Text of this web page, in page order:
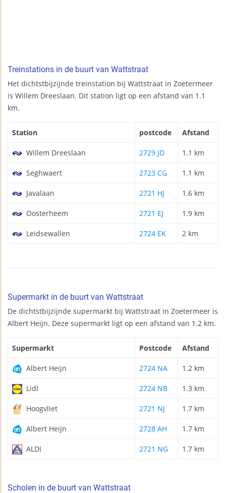
Treinstations in de buurt van Wattstraat
Het dichtstbijzijnde treinstation bij Wattstraat in Zoetermeer
is Willem Dreeslaan. Dit station ligt op een afstand van 1.1
km.
Station postcode Afstand
Willem Dreeslaan 2729 JD 1.1 km
Seghwaert 2723 CG 1.1 km
Javalaan 2721 HJ 1.6 km
Oosterheem 2721 EJ 1.9 km
Leidsewallen 2724 EK 2 km
Supermarkt in de buurt van Wattstraat
De dichtstbijzijnde supermarkt bij Wattstraat in Zoetermeer is
Albert Heijn. Deze supermarkt ligt op een afstand van 1.2 km.
Supermarkt Postcode Afstand
Albert Heijn 2724 NA 1.2 km
Lidl 2724 NB 1.3 km
Hoogvliet 2721 NJ 1.7 km
Albert Heijn 2728 AH 1.7 km
ALDI 2721 NG 1.7 km
Scholen in de buurt van Wattstraat